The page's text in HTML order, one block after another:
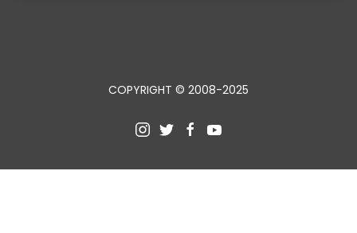
COPYRIGHT © 2008-2025